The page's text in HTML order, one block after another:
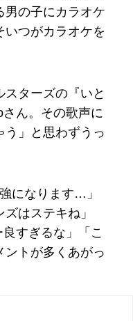
男の子にカラオケ
いつがカラオケを
ターズの『いと
ん。その歌声に
う」と思わずうっ
になります…」
はステキね」
良すぎるな」「こ
ントが多くあがっ